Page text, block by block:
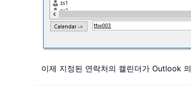
이제 지정된 연락처의 캘린더가 Outlook 의